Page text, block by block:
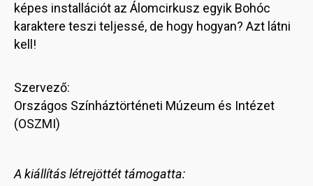
képes installációt az Álomcirkusz egyik Bohóc
karaktere teszi teljessé, de hogy hogyan? Azt látni
kell!
Szervező:
Országos Színháztörténeti Múzeum és Intézet
(OSZMI)
A kiállítás létrejöttét támogatta: